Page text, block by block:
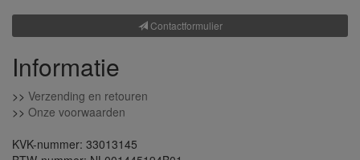
Contactformulier
Informatie
>> Verzending en retouren
>> Onze voorwaarden
KVK-nummer: 33013145